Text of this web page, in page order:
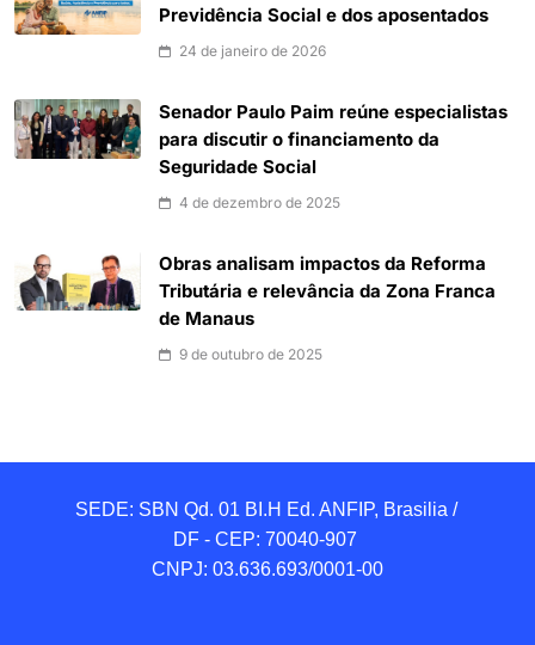
Previdência Social e dos aposentados
24 de janeiro de 2026
Senador Paulo Paim reúne especialistas
para discutir o financiamento da
Seguridade Social
4 de dezembro de 2025
Obras analisam impactos da Reforma
Tributária e relevância da Zona Franca
de Manaus
9 de outubro de 2025
SEDE: SBN Qd. 01 BI.H Ed. ANFIP, Brasilia /
DF - CEP: 70040-907
CNPJ: 03.636.693/0001-00